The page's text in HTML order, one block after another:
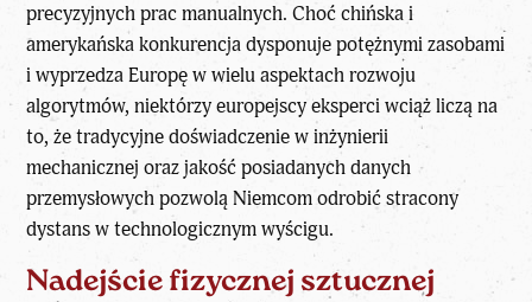
precyzyjnych prac manualnych. Choć chińska i
amerykańska konkurencja dysponuje potężnymi zasobami
i wyprzedza Europę w wielu aspektach rozwoju
algorytmów, niektórzy europejscy eksperci wciąż liczą na
to, że tradycyjne doświadczenie w inżynierii
mechanicznej oraz jakość posiadanych danych
przemysłowych pozwolą Niemcom odrobić stracony
dystans w technologicznym wyścigu.
Nadejście fizycznej sztucznej